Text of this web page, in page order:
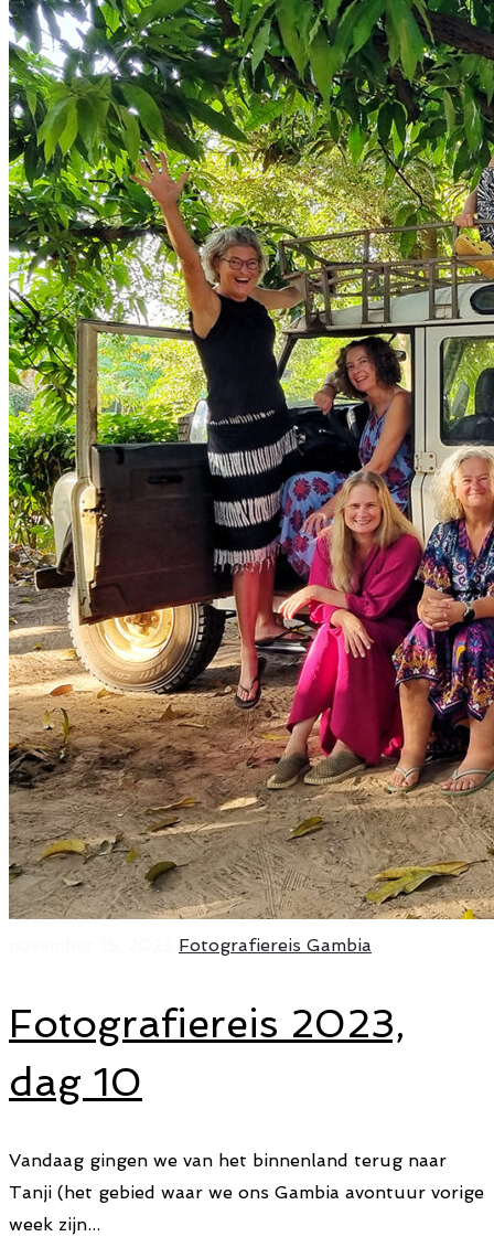
Fotografiereis Gambia
Fotografiereis 2023,
dag 10
Vandaag gingen we van het binnenland terug naar
Tanji (het gebied waar we ons Gambia avontuur vorige
week zijn...